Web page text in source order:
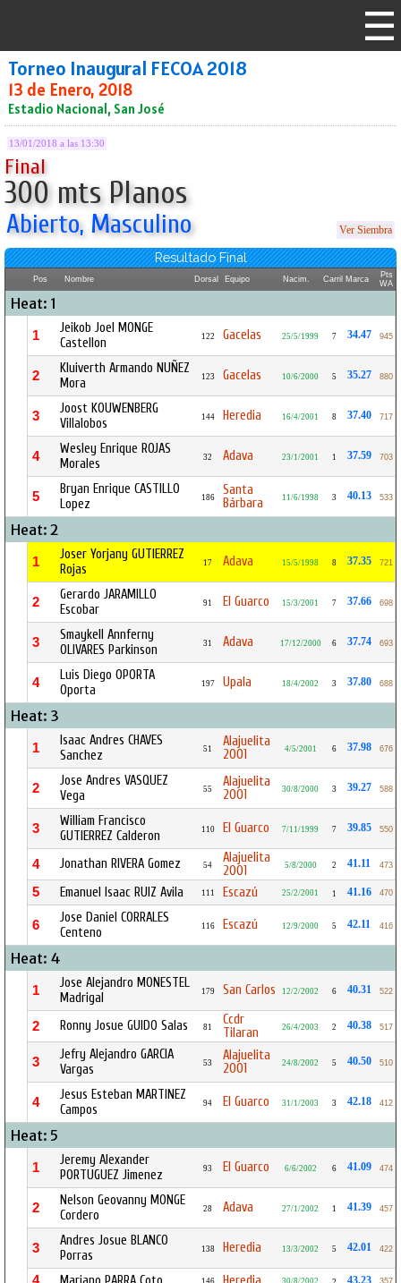
Torneo Inaugural FECOA 2018
13 de Enero, 2018
Estadio Nacional, San José
13/01/2018 a las 13:30
Final
300 mts Planos
Abierto, Masculino Ver Siembra
Resultado Final
Pos Nombre Dorsal Equipo Nacim. Carril Marca
Pts
WA
Heat: 1
1
Jeikob Joel MONGE
Castellon
122 Gacelas 25/5/1999 7 34.47 945
2
Kluiverth Armando NUÑEZ
Mora
123 Gacelas 10/6/2000 5 35.27 880
3
Joost KOUWENBERG
Villalobos
144 Heredia 16/4/2001 8 37.40 717
4
Wesley Enrique ROJAS
Morales
32 Adava 23/1/2001 1 37.59 703
5
Bryan Enrique CASTILLO
Lopez
186
Santa
Bárbara
11/6/1998 3 40.13 533
Heat: 2
1
Joser Yorjany GUTIERREZ
Rojas
17 Adava 15/5/1998 8 37.35 721
2
Gerardo JARAMILLO
Escobar
91 El Guarco 15/3/2001 7 37.66 698
3
Smaykell Annferny
OLIVARES Parkinson
31 Adava 17/12/2000 6 37.74 693
4
Luis Diego OPORTA
Oporta
197 Upala 18/4/2002 3 37.80 688
Heat: 3
1
Isaac Andres CHAVES
Sanchez
51
Alajuelita
2001
4/5/2001 6 37.98 676
2
Jose Andres VASQUEZ
Vega
55
Alajuelita
2001
30/8/2000 3 39.27 588
3
William Francisco
GUTIERREZ Calderon
110 El Guarco 7/11/1999 7 39.85 550
4 Jonathan RIVERA Gomez 54
Alajuelita
2001
5/8/2000 2 41.11 473
5 Emanuel Isaac RUIZ Avila 111 Escazú 25/2/2001 1 41.16 470
6
Jose Daniel CORRALES
Centeno
116 Escazú 12/9/2000 5 42.11 416
Heat: 4
1
Jose Alejandro MONESTEL
Madrigal
179 San Carlos 12/2/2002 6 40.31 522
2 Ronny Josue GUIDO Salas 81
Ccdr
Tilaran
26/4/2003 2 40.38 517
3
Jefry Alejandro GARCIA
Vargas
53
Alajuelita
2001
24/8/2002 5 40.50 510
4
Jesus Esteban MARTINEZ
Campos
94 El Guarco 31/1/2003 3 42.18 412
Heat: 5
1
Jeremy Alexander
PORTUGUEZ Jimenez
93 El Guarco 6/6/2002 6 41.09 474
2
Nelson Geovanny MONGE
Cordero
28 Adava 27/1/2002 1 41.39 457
3
Andres Josue BLANCO
Porras
138 Heredia 13/3/2002 5 42.01 422
146 30/8/2002 43.23 357